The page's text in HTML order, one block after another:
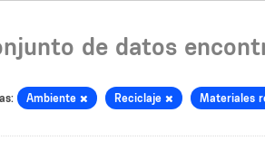
de datos
Ambiente Reciclaje Materiales